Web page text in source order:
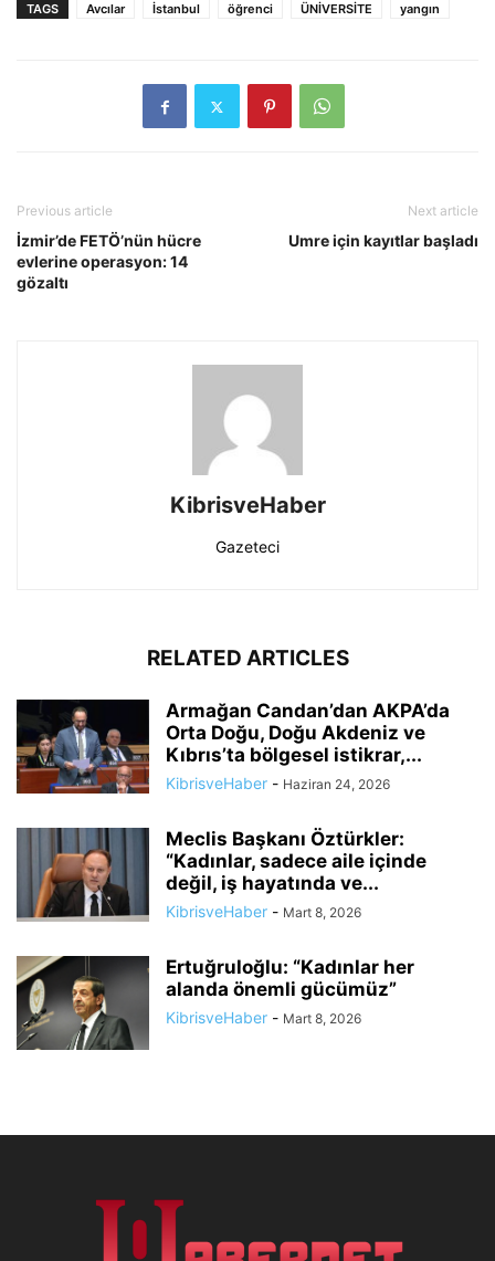
TAGS Avcılar İstanbul öğrenci ÜNİVERSİTE yangın
Previous article
İzmir’de FETÖ’nün hücre
evlerine operasyon: 14
gözaltı
Next article
Umre için kayıtlar başladı
KibrisveHaber
Gazeteci
RELATED ARTICLES
Armağan Candan’dan AKPA’da
Orta Doğu, Doğu Akdeniz ve
Kıbrıs’ta bölgesel istikrar,...
KibrisveHaber - Haziran 24, 2026
Meclis Başkanı Öztürkler:
“Kadınlar, sadece aile içinde
değil, iş hayatında ve...
KibrisveHaber - Mart 8, 2026
Ertuğruloğlu: “Kadınlar her
alanda önemli gücümüz”
KibrisveHaber - Mart 8, 2026